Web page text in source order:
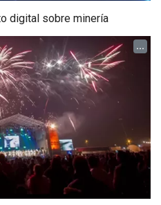
digital sobre minería
...